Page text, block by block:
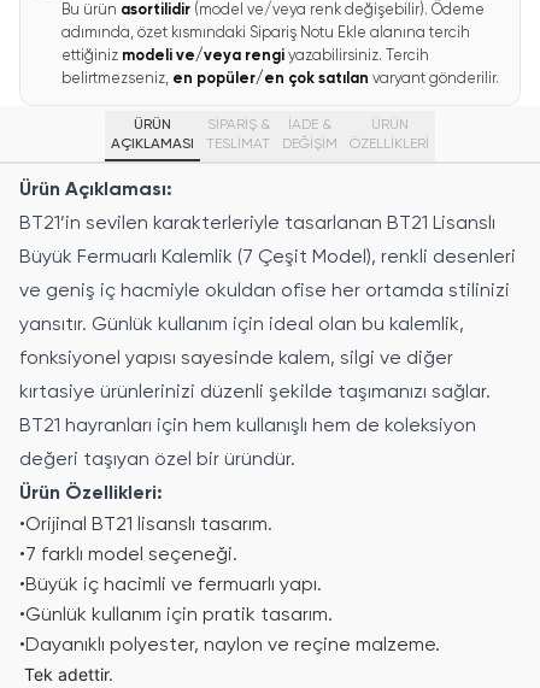
Bu ürün asortilidir (model ve/veya renk değişebilir). Ödeme
adımında, özet kısmındaki Sipariş Notu Ekle alanına tercih
ettiğiniz modeli ve/veya rengi yazabilirsiniz. Tercih
belirtmezseniz, en popüler/en çok satılan varyant gönderilir.
ÜRÜN
AÇIKLAMASI
SİPARİŞ &
TESLİMAT
İADE &
DEĞİŞİM
ÜRÜN
ÖZELLIKLERI
Ürün Açıklaması:
BT21’in sevilen karakterleriyle tasarlanan BT21 Lisanslı
Büyük Fermuarlı Kalemlik (7 Çeşit Model), renkli desenleri
ve geniş iç hacmiyle okuldan ofise her ortamda stilinizi
yansıtır. Günlük kullanım için ideal olan bu kalemlik,
fonksiyonel yapısı sayesinde kalem, silgi ve diğer
kırtasiye ürünlerinizi düzenli şekilde taşımanızı sağlar.
BT21 hayranları için hem kullanışlı hem de koleksiyon
değeri taşıyan özel bir üründür.
Ürün Özellikleri:
•Orijinal BT21 lisanslı tasarım.
•7 farklı model seçeneği.
•Büyük iç hacimli ve fermuarlı yapı.
•Günlük kullanım için pratik tasarım.
•Dayanıklı polyester, naylon ve reçine malzeme.
Tek adettir.